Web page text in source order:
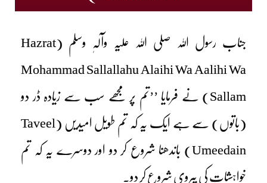
جناب رسول اللہ صلی اللہ علیہ وآلہٖ وسلم (Hazrat
Mohammad Sallallahu Alaihi Wa Aalihi Wa
Sallam) نے فرمایا ’’تم پر مجھے سب سے زیادہ ڈر دو
(باتوں) سے ہے ایک یہ کہ تم طویل امیدیں (Taveel
Umeedain) باندھنا شروع کر دو اور دوسرے یہ کہ تم
خواہشات کی پیروی شروع کر دو۔